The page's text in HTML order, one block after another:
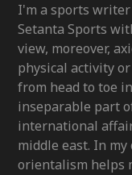
I'm a sports
Setanta Sports
view, moreover,
physical activity
from head to toe
inseparable part
international
middle east. In
orientalism helps